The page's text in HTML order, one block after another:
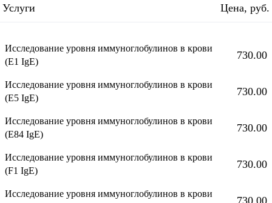
Услуги Цена, руб.
Исследование уровня иммуноглобулинов в крови
(E1 IgE)
730.00
Исследование уровня иммуноглобулинов в крови
(E5 IgE)
730.00
Исследование уровня иммуноглобулинов в крови
(E84 IgE)
730.00
Исследование уровня иммуноглобулинов в крови
(F1 IgE)
730.00
Исследование уровня иммуноглобулинов в крови
730.00